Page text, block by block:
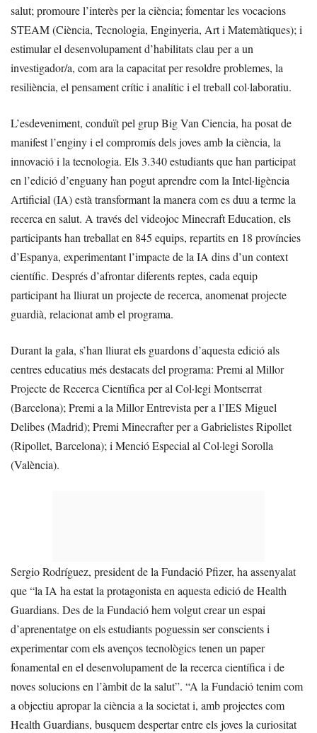
salut; promoure l’interès per la ciència; fomentar les vocacions
STEAM (Ciència, Tecnologia, Enginyeria, Art i Matemàtiques); i
estimular el desenvolupament d’habilitats clau per a un
investigador/a, com ara la capacitat per resoldre problemes, la
resiliència, el pensament crític i analític i el treball col·laboratiu.
L’esdeveniment, conduït pel grup Big Van Ciencia, ha posat de
manifest l’enginy i el compromís dels joves amb la ciència, la
innovació i la tecnologia. Els 3.340 estudiants que han participat
en l’edició d’enguany han pogut aprendre com la Intel·ligència
Artificial (IA) està transformant la manera com es duu a terme la
recerca en salut. A través del videojoc Minecraft Education, els
participants han treballat en 845 equips, repartits en 18 províncies
d’Espanya, experimentant l’impacte de la IA dins d’un context
científic. Després d’afrontar diferents reptes, cada equip
participant ha lliurat un projecte de recerca, anomenat projecte
guardià, relacionat amb el programa.
Durant la gala, s’han lliurat els guardons d’aquesta edició als
centres educatius més destacats del programa: Premi al Millor
Projecte de Recerca Científica per al Col·legi Montserrat
(Barcelona); Premi a la Millor Entrevista per a l’IES Miguel
Delibes (Madrid); Premi Minecrafter per a Gabrielistes Ripollet
(Ripollet, Barcelona); i Menció Especial al Col·legi Sorolla
(València).
Sergio Rodríguez, president de la Fundació Pfizer, ha assenyalat
que “la IA ha estat la protagonista en aquesta edició de Health
Guardians. Des de la Fundació hem volgut crear un espai
d’aprenentatge on els estudiants poguessin ser conscients i
experimentar com els avenços tecnològics tenen un paper
fonamental en el desenvolupament de la recerca científica i de
noves solucions en l’àmbit de la salut”. “A la Fundació tenim com
a objectiu apropar la ciència a la societat i, amb projectes com
Health Guardians, busquem despertar entre els joves la curiositat